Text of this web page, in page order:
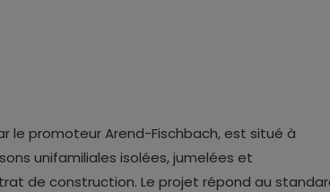
le promoteur Arend-Fischbach, est situé à
unifamiliales isolées, jumelées et
de construction. Le projet répond au